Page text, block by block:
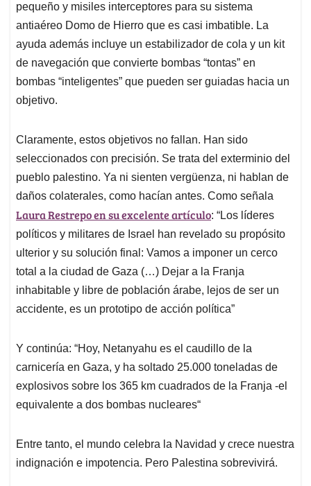
pequeño y misiles interceptores para su sistema
antiaéreo Domo de Hierro que es casi imbatible. La
ayuda además incluye un estabilizador de cola y un kit
de navegación que convierte bombas “tontas” en
bombas “inteligentes” que pueden ser guiadas hacia un
objetivo.
Claramente, estos objetivos no fallan. Han sido
seleccionados con precisión. Se trata del exterminio del
pueblo palestino. Ya ni sienten vergüenza, ni hablan de
daños colaterales, como hacían antes. Como señala
Laura Restrepo en su excelente artículo: “Los líderes
políticos y militares de Israel han revelado su propósito
ulterior y su solución final: Vamos a imponer un cerco
total a la ciudad de Gaza (…) Dejar a la Franja
inhabitable y libre de población árabe, lejos de ser un
accidente, es un prototipo de acción política”
Y continúa: “Hoy, Netanyahu es el caudillo de la
carnicería en Gaza, y ha soltado 25.000 toneladas de
explosivos sobre los 365 km cuadrados de la Franja -el
equivalente a dos bombas nucleares“
Entre tanto, el mundo celebra la Navidad y crece nuestra
indignación e impotencia. Pero Palestina sobrevivirá.